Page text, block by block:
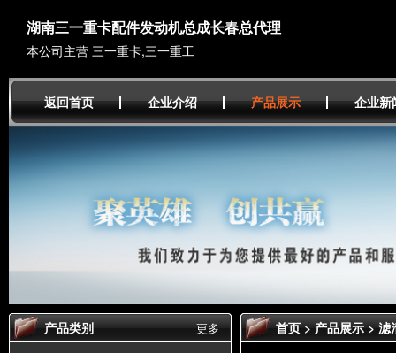
湖南三一重卡配件发动机总成长春总代理
本公司主营 三一重卡,三一重工
返回首页 企业介绍 产品展示 企业新
更多
产品类别 首页>产品展示>滤